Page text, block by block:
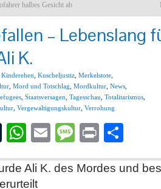
halbes Gesicht ab
– Lebenslang
K.
Kinderehen Kuscheljustiz Merkelstote
Mord und Totschlag Mordkultur News
Staatsversagen Tagesschau Totalitarismus
Vergewaltigungskultur Verrohung
Tumblr
WhatsApp
EmailMessage
Print